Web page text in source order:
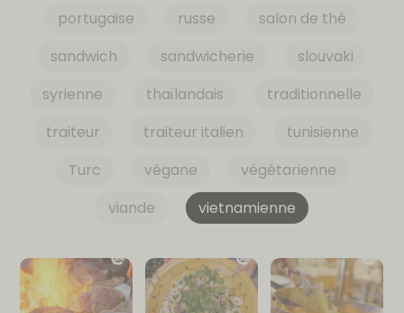
portugaise
russe
salon de thé
sandwich
sandwicherie
slouvaki
syrienne
thaïlandais
traditionnelle
traiteur
traiteur italien
tunisienne
Turc
végane
végétarienne
viande
vietnamienne